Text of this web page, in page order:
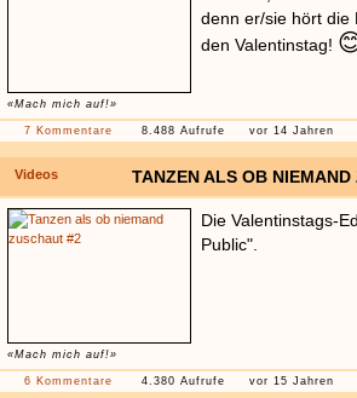
«Mach mich auf!»
denn er/sie hört die
den Valentinstag!
7 Kommentare 8.488 Aufrufe vor 14 Jahren
Videos TANZEN ALS OB NIEMAND
«Mach mich auf!»
Die Valentinstags-
Public".
6 Kommentare 4.380 Aufrufe vor 15 Jahren